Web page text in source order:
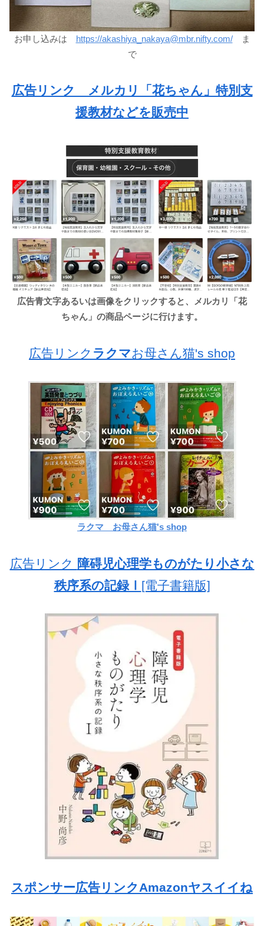
お申し込みは https://akashiya_nakaya@mbr.nifty.com/ま
で
広告リンク メルカリ「花ちゃん」特別支
援教材などを販売中
広告青文字あるいは画像をクリックすると、メルカリ「花
ちゃん」の商品ページに行けます。
広告リンク ラクマお母さん猫's shop
ラクマ お母さん猫's shop
広告リンク 障碍児心理学ものがたり小さな
秩序系の記録Ⅰ [電子書籍版]
スポンサー広告リンクAmazonヤスイイね